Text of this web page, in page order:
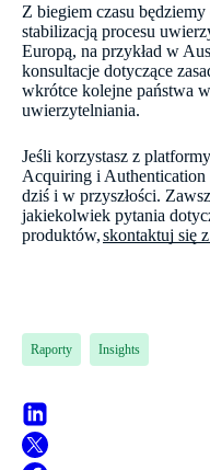
Z biegiem czasu
stabilizacją procesu
Europą, na przykład w
konsultacje dotyczące
wkrótce kolejne państwa
uwierzytelniania.
Jeśli korzystasz z
Acquiring i Authentication
dziś i w przyszłości.
jakiekolwiek pytania
produktów,skontaktuj się
Raporty Insights